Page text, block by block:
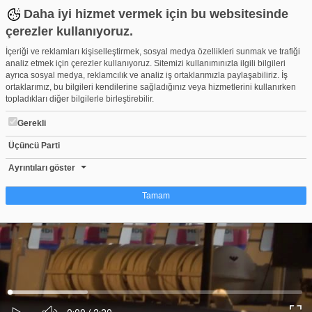
Daha iyi hizmet vermek için bu websitesinde
çerezler kullanıyoruz.
İçeriği ve reklamları kişiselleştirmek, sosyal medya özellikleri sunmak ve trafiği
analiz etmek için çerezler kullanıyoruz. Sitemizi kullanımınızla ilgili bilgileri
ayrıca sosyal medya, reklamcılık ve analiz iş ortaklarımızla paylaşabiliriz. İş
ortaklarımız, bu bilgileri kendilerine sağladığınız veya hizmetlerini kullanırken
topladıkları diğer bilgilerle birleştirebilir.
Gerekli
Üçüncü Parti
Ayrıntıları göster
Tamam
Çerez nedir?
Çerezler, web-sitelerinin, kullanıcıların deneyimlerini daha verimli hale getirmek
amacıyla kullandığı küçük metin dosyalarıdır. Yasalara göre, bu sitenin
işletilmesi için kesinlikle gerekli olan çerezleri cihazınıza yerleştirebiliyoruz.
Diğer çerez türleri için sizden izin almamız gerekiyor. Bu site farklı çerez türleri
kullanmaktadır. Bazı çerezler, sayfalarımızda yer alan üçüncü şahıs hizmetleri
tarafından yerleştirilir. İzniniz şu alanlar için geçerlidir: web.tv
Ses
Yüklendi:
0%
Yükleniyor:
Bursa'da İDO'nun deniz otobüsünde ölü bulunan kişinin kimliği